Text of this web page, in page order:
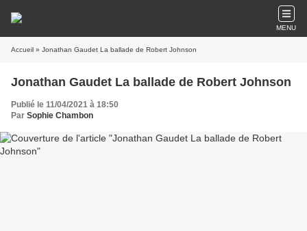
MENU
Accueil » Jonathan Gaudet La ballade de Robert Johnson
Jonathan Gaudet La ballade de Robert Johnson
Publié le 11/04/2021 à 18:50
Par Sophie Chambon